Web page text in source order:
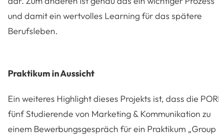
und damit ein wertvolles Learning für das spätere
Berufsleben.
Praktikum in Aussicht
Ein weiteres Highlight dieses Projekts ist, dass die
fünf Studierende von Marketing & Kommunikation zu
einem Bewerbungsgespräch für ein Praktikum „Group